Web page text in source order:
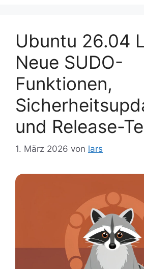
Ubuntu 26.04
Neue SUDO-
Funktionen,
und Release-
1. März 2026 von lars